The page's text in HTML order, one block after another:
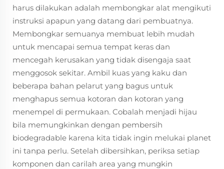
harus dilakukan adalah membongkar alat mengikuti
instruksi apapun yang datang dari pembuatnya.
Membongkar semuanya membuat lebih mudah
untuk mencapai semua tempat keras dan
mencegah kerusakan yang tidak disengaja saat
menggosok sekitar. Ambil kuas yang kaku dan
beberapa bahan pelarut yang bagus untuk
menghapus semua kotoran dan kotoran yang
menempel di permukaan. Cobalah menjadi hijau
bila memungkinkan dengan pembersih
biodegradable karena kita tidak ingin melukai planet
ini tanpa perlu. Setelah dibersihkan, periksa setiap
komponen dan carilah area yang mungkin